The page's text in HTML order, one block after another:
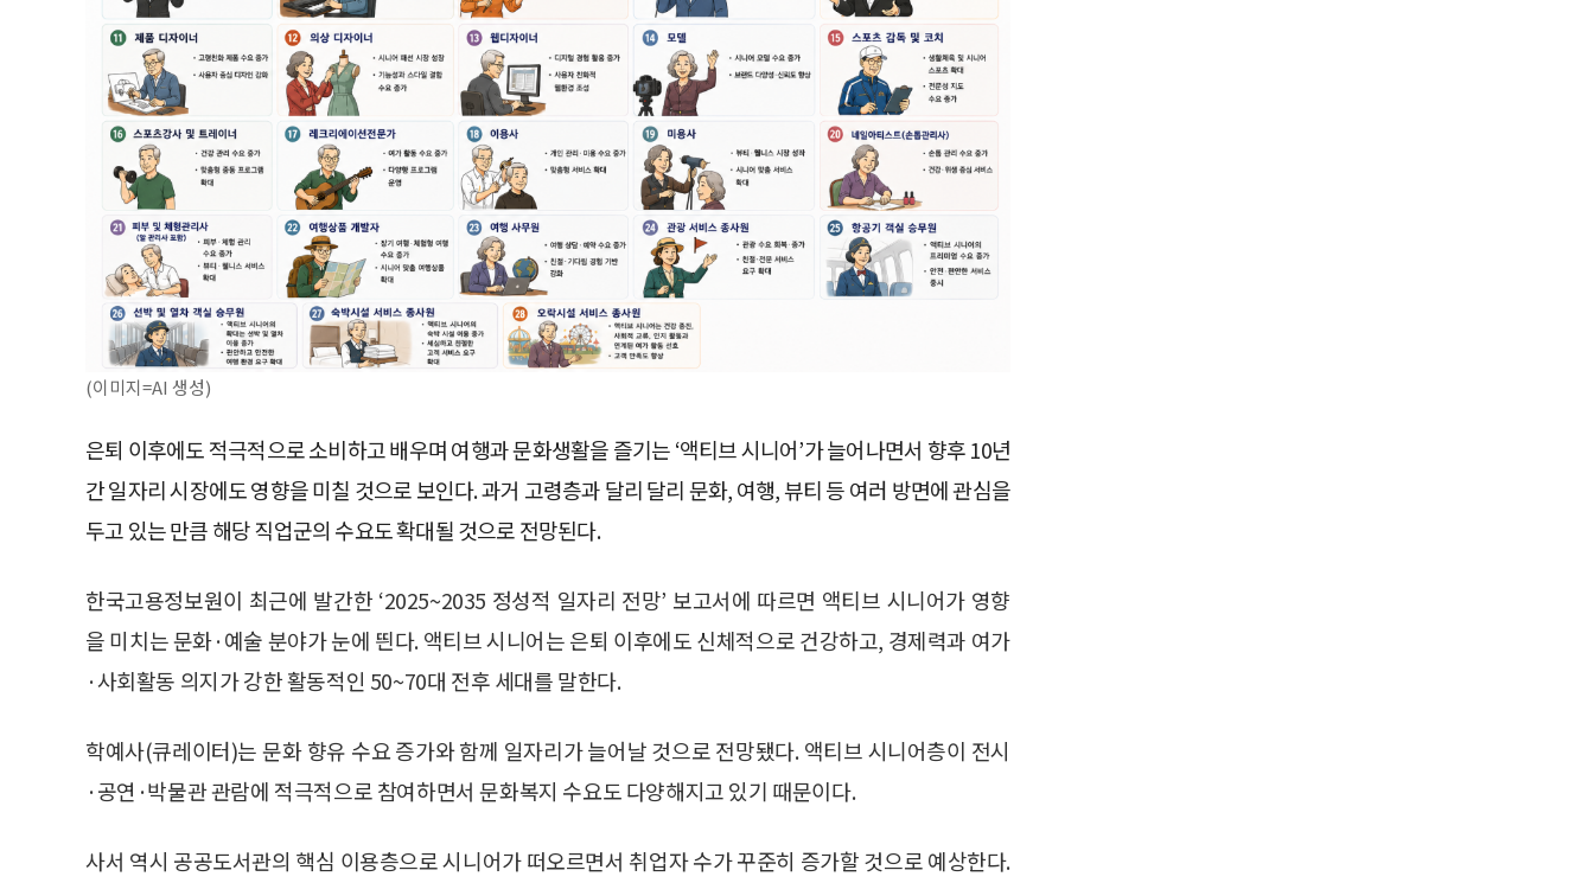
(이미지=AI 생성)
은퇴 이후에도 적극적으로 소비하고 배우며 여행과 문화생활을 즐기는 ‘액티브 시니어’가 늘어나면서 향후 10년
간 일자리 시장에도 영향을 미칠 것으로 보인다. 과거 고령층과 달리 달리 문화, 여행, 뷰티 등 여러 방면에 관심을
두고 있는 만큼 해당 직업군의 수요도 확대될 것으로 전망된다.
한국고용정보원이 최근에 발간한 ‘2025~2035 정성적 일자리 전망’ 보고서에 따르면 액티브 시니어가 영향
을 미치는 문화·예술 분야가 눈에 띈다. 액티브 시니어는 은퇴 이후에도 신체적으로 건강하고, 경제력과 여가
·사회활동 의지가 강한 활동적인 50~70대 전후 세대를 말한다.
학예사(큐레이터)는 문화 향유 수요 증가와 함께 일자리가 늘어날 것으로 전망됐다. 액티브 시니어층이 전시
·공연·박물관 관람에 적극적으로 참여하면서 문화복지 수요도 다양해지고 있기 때문이다.
사서 역시 공공도서관의 핵심 이용층으로 시니어가 떠오르면서 취업자 수가 꾸준히 증가할 것으로 예상한다.